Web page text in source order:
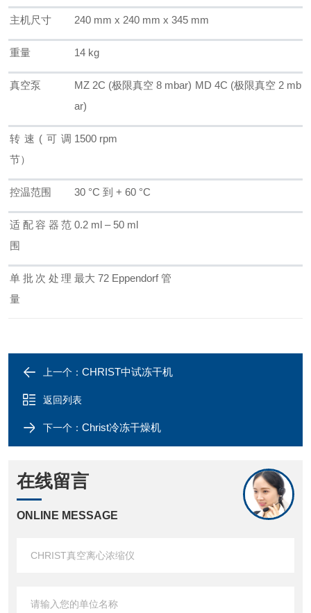
主机尺寸 240 mm x 240 mm x 345 mm
重量 14 kg
真空泵 MZ 2C (极限真空 8 mbar) MD 4C (极限真空 2 mb
ar)
转速(可调
节）
1500 rpm
控温范围 30 °C 到 + 60 °C
适配容器范
围
0.2 ml – 50 ml
单批次处理
量
最大 72 Eppendorf 管
上一个： CHRIST中试冻干机
返回列表
下一个： Christ冷冻干燥机
在线留言
ONLINE MESSAGE